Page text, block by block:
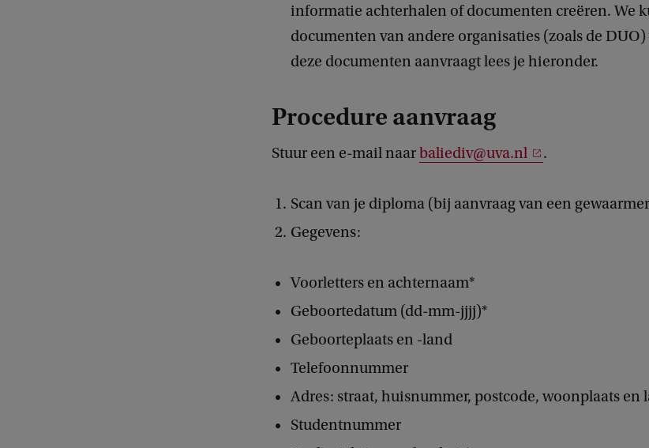
informatie achterhalen of documenten creëren. We
documenten van andere organisaties (zoals de
deze documenten aanvraagt lees je hieronder.
Procedure aanvraag
Stuur een e-mail naarbaliediv@uva.nl .
Scan van je diploma (bij aanvraag van een
Gegevens:
Voorletters en achternaam*
Geboortedatum (dd-mm-jjjj)*
Geboorteplaats en -land
Telefoonnummer
Adres: straat, huisnummer, postcode, woonplaats en
Studentnummer